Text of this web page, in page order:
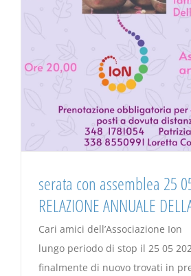
serata con assemblea 25
RELAZIONE ANNUALE
Cari amici dell’Associazione
lungo periodo di stop il 25 05
finalmente di nuovo trovati in